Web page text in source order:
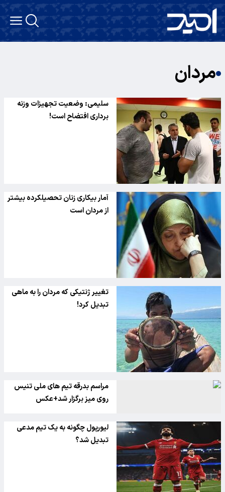
مردان
سلیمی: وضعیت تجهیزات وزنه
برداری افتضاح است!
آمار بیکاری زنان تحصیلکرده بیشتر
از مردان است
تغییر ژنتیکی که مردان را به ماهی
تبدیل کرد!
مراسم بدرقه تیم های ملی تنیس
روی میز برگزار شد+عکس
لیورپول چگونه به یک تیم مدعی
تبدیل شد؟